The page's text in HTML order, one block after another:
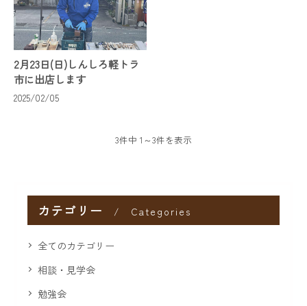
2月23日(日)しんしろ軽トラ
市に出店します
2025/02/05
3件中 1～3件を表示
カテゴリー Categories
全てのカテゴリー
相談・見学会
勉強会